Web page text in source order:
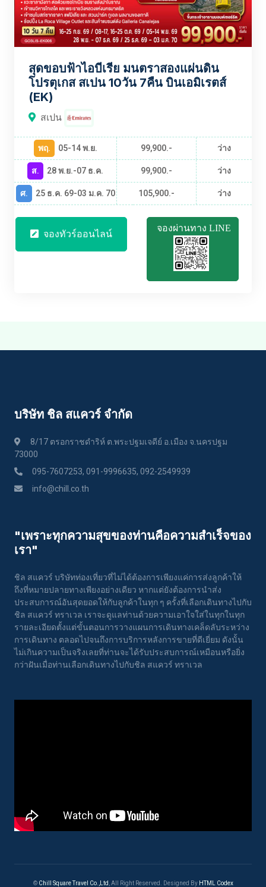
สุดขอบฟ้าไอบีเรีย มนตราสองแผ่นดิน
โปรตุเกส สเปน 10วัน 7คืน บินเอมิเรตส์
(EK)
สเปน
พฤ. 05-14 พ.ย. 99,900.-
ว่าง
ส.
28 พ.ย.-07 ธ.ค. 99,900.-
ว่าง
ศ.
25 ธ.ค. 69-03 ม.ค. 70 105,900.- ว่าง
จองทัวร์ออนไลน์ จองผ่านทาง LINE
บริษัท ชิล สแควร์ จำกัด
8/17 ตรอกราชดำริห์ ต.พระปฐมเจดีย์ อ.เมือง จ.นครปฐม
73000
095-7607253, 091-9996635, 092-2549939
info@chill.co.th
"เพราะทุกความสุขของท่านคือความสําเร็จของ
เรา"
ชิล สแควร์ บริษัทท่องเที่ยวที่ไม่ได้ต้องการเพียงแค่การส่งลูกค้าให้
ถึงที่หมายปลายทางเพียงอย่างเดียว หากแต่ยังต้องการนำส่ง
ประสบการณ์อันสุดยอดให้กับลูกค้าในทุก ๆ ครั้งที่เลือกเดินทางไปกับ
ชิล สแควร์ ทราเวล เราจะดูแลท่านด้วยความเอาใจใส่ในทุกในทุก
รายละเอียดตั้งแต่ขั้นตอนการวางแผนการเดินทางเคล็ดลับระหว่าง
การเดินทาง ตลอดไปจนถึงการบริการหลังการขายที่ดีเยี่ยม ดังนั้น
ไม่เกินความเป็นจริงเลยที่ท่านจะได้รับประสบการณ์เหมือนหรือยิ่ง
กว่าฝันเมื่อท่านเลือกเดินทางไปกับชิล สแควร์ ทราเวล
© Chill Square Travel Co.,Ltd, All Right Reserved. Designed By HTML Codex